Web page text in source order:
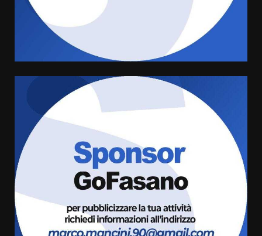
5
Truffatori in azione nelle
frazioni fasanesi
6
Residenti di Savelletri scrivono
serie B”
5 Agosto 2026 06:15
A Savelletri torna la Sagra del
Pesce Spada: appuntamento a
sabato 8 agosto
5 Agosto 2026 06:10